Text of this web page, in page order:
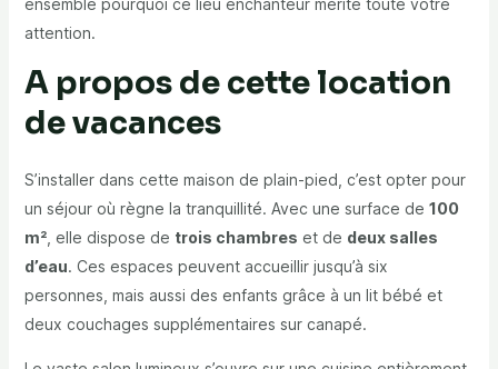
ensemble pourquoi ce lieu enchanteur mérite toute votre
attention.
A propos de cette location
de vacances
S’installer dans cette maison de plain-pied, c’est opter pour
un séjour où règne la tranquillité. Avec une surface de 100
m², elle dispose de trois chambres et de deux salles
d’eau. Ces espaces peuvent accueillir jusqu’à six
personnes, mais aussi des enfants grâce à un lit bébé et
deux couchages supplémentaires sur canapé.